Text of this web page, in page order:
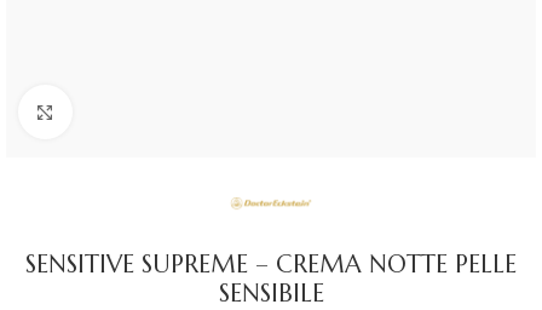
SENSITIVE SUPREME – CREMA NOTTE PELLE
SENSIBILE